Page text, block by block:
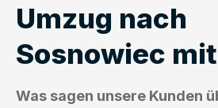
Umzug nach
Sosnowiec
Was sagen unsere Kunden